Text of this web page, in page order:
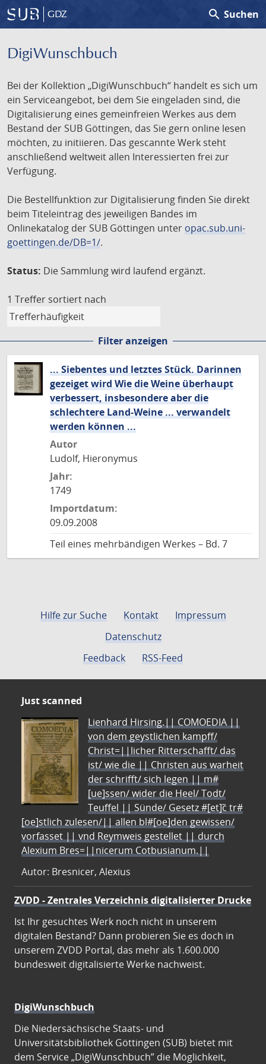
GDZ search Suchen
DigiWunschbuch
Bei der Kollektion „DigiWunschbuch“ handelt es sich um
ein Serviceangebot, bei dem Sie eingeladen sind, die
Digitalisierung eines gemeinfreien Werkes aus dem
Bestand der SUB Göttingen, das Sie gern online lesen
möchten, zu initiieren. Das gescannte Werk steht
anschließend weltweit allen Interessierten frei zur
Verfügung.
Die Bestellfunktion zur Digitalisierung finden Sie direkt
beim Titeleintrag des jeweiligen Bandes im
Onlinekatalog der SUB Göttingen unter opac.sub.uni-
goettingen.de/DB=1/.
Status: Die Sammlung wird laufend ergänzt.
1 Treffer sortiert nach
Filter anzeigen
... Siebentes und letztes Stück. Darinnen
gezeiget wird Wie die Weine überhaupt
verbessert, insbesondere aber die
schlechtere Land-Weine ... verwandelt
werden können ...
Autor
Ludolf, Hieronymus
Jahr:
1749
Importdatum:
09.09.2008
Teil eines mehrbändigen Werkes – Bd. 7
Hilfe zur Suche Kontakt
Impressum
Datenschutz
Feedback
RSS-Feed
Just scanned
Lienhard Hirsing.|| COMOEDIA ||
von dem geystlichen kampff/
Christ=||licher Ritterschafft/ das
ist/ wie die || Christen aus warheit
der schrifft/ sich legen || m#
[ue]ssen/ wider die Heel/ Todt/
Teuffel || Sünde/ Gesetz #[et]c̃ tr#
[oe]stlich zulesen/|| allen bl#[oe]den gewissen/
vorfasset || vnd Reymweis gestellet || durch
Alexium Bres=||nicerum Cotbusianum.||
Autor: Bresnicer, Alexius
ZVDD - Zentrales Verzeichnis digitalisierter Drucke
Ist Ihr gesuchtes Werk noch nicht in unserem
digitalen Bestand? Dann probieren Sie es doch in
unserem ZVDD Portal, das mehr als 1.600.000
bundesweit digitalisierte Werke nachweist.
DigiWunschbuch
Die Niedersächsische Staats- und
Universitätsbibliothek Göttingen (SUB) bietet mit
dem Service „DigiWunschbuch” die Möglichkeit,